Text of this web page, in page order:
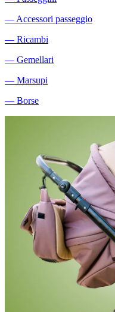
― Accessori passeggio
― Ricambi
― Gemellari
― Marsupi
― Borse